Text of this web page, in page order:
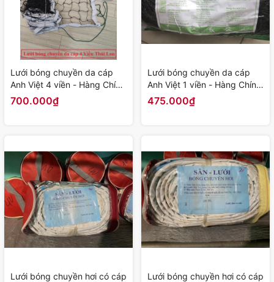
Lưới bóng chuyền da cáp
Anh Việt 4 viền - Hàng Chính
Hãng
700.000₫
Lưới bóng chuyền da cáp
Anh Việt 1 viền - Hàng Chính
Hãng
475.000₫
Lưới bóng chuyền hơi có cáp
Lưới bóng chuyền hơi có cáp